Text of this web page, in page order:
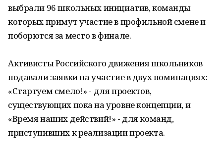
выбрали 96 школьных инициатив, команды
которых примут участие в профильной смене и
поборются за место в финале.
Активисты Российского движения школьников
подавали заявки на участие в двух номинациях:
«Стартуем смело!» - для проектов,
существующих пока на уровне концепции, и
«Время наших действий!» - для команд,
приступивших к реализации проекта.